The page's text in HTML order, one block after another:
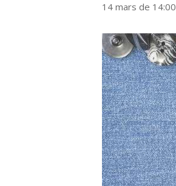
14 mars de 14:00